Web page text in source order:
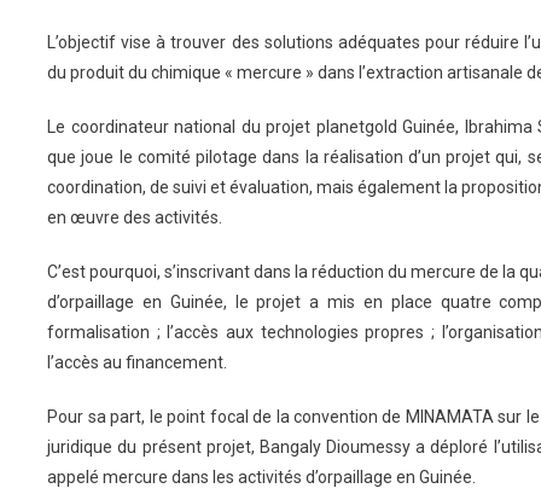
L’objectif vise à trouver des solutions adéquates pour réduire
du produit du chimique « mercure » dans l’extraction artisanale de
Le coordinateur national du projet planetgold Guinée, Ibrahima
que joue le comité pilotage dans la réalisation d’un projet qui,
coordination, de suivi et évaluation, mais également la
en œuvre des activités.
C’est pourquoi, s’inscrivant dans la réduction du mercure de la
d’orpaillage en Guinée, le projet a mis en place quatre
formalisation ; l’accès aux technologies propres ;
l’accès au financement.
Pour sa part, le point focal de la convention de MINAMATA sur
juridique du présent projet, Bangaly Dioumessy a déploré
appelé mercure dans les activités d’orpaillage en Guinée.